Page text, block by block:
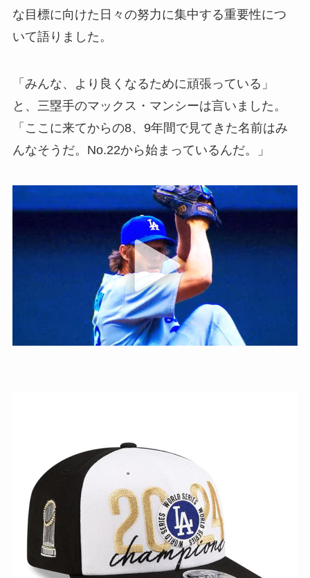
な目標に向けた日々の努力に集中する重要性につ
いて語りました。
「みんな、より良くなるために頑張っている」
と、三塁手のマックス・マンシーは言いました。
「ここに来てからの8、9年間で見てきた名前はみ
んなそうだ。No.22から始まっているんだ。」